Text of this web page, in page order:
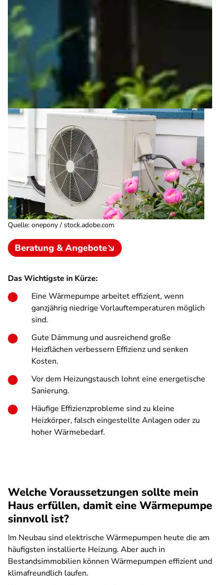
Quelle: onepony / stock.adobe.com
Beratung & Angebote
Das Wichtigste in Kürze:
Eine Wärmepumpe arbeitet effizient, wenn
ganzjährig niedrige Vorlauftemperaturen möglich
sind.
Gute Dämmung und ausreichend große
Heizflächen verbessern Effizienz und senken
Kosten.
Vor dem Heizungstausch lohnt eine energetische
Sanierung.
Häufige Effizienzprobleme sind zu kleine
Heizkörper, falsch eingestellte Anlagen oder zu
hoher Wärmebedarf.
Welche Voraussetzungen sollte mein
Haus erfüllen, damit eine Wärmepumpe
sinnvoll ist?
Im Neubau sind elektrische Wärmepumpen heute die am
häufigsten installierte Heizung. Aber auch in
Bestandsimmobilien können Wärmepumpen effizient und
klimafreundlich laufen.